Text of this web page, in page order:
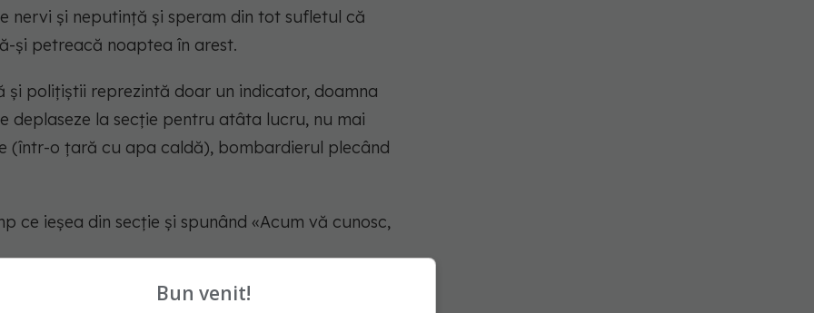
nervi și neputință și speram din tot sufletul că
și petreacă noaptea în arest.
polițiștii reprezintă doar un indicator, doamna
deplaseze la secție pentru atâta lucru, nu mai
(într-o țară cu apa caldă), bombardierul plecând
ce ieșea din secție și spunând «Acum vă cunosc,
breaslă neputincioasă.
Bun venit!